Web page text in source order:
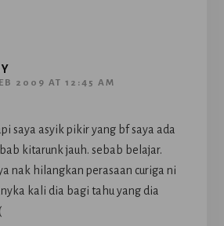
2009 AT 12:45 AM
saya asyik pikir yang bf saya ada
kitarunk jauh. sebab belajar.
nak hilangkan perasaan curiga ni
kali dia bagi tahu yang dia